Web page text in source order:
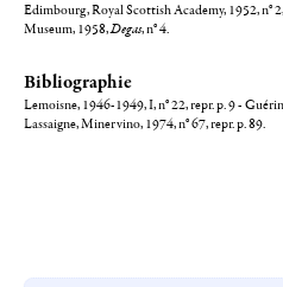
Edimbourg, Royal Scottish Academy, 1952, n°
Museum, 1958,Degas, n° 4.
Bibliographie
Lemoisne, 1946-1949, I, n° 22, repr. p. 9 -
Lassaigne, Minervino, 1974, n° 67, repr. p. 89.